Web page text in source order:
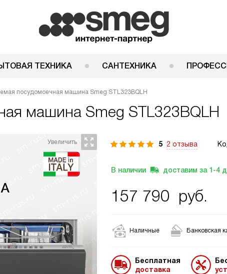
ТЕХНИКА САНТЕХНИКА
посудомоечная машина Smeg STL323BQLH
машина Smeg STL323BQLH
5 2 отзыва
В наличии доставим за 1-4
157 790 руб.
Наличные Банковская
Бесплатная
доставка